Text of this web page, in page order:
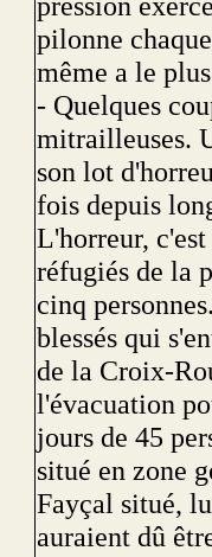
pilonne
même a le
- Quelques
mitrailleuses.
son lot
fois depuis
L'horreur,
réfugiés de la
cinq
blessés qui
de la Croix-
l'évacuation
jours de 45
situé en zone
Fayçal situé,
auraient dû